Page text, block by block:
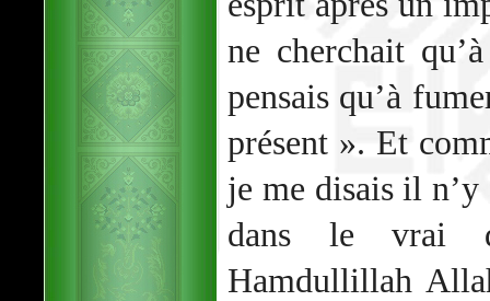
ne cherchait
pensais qu’à
présent ». Et
je me disais il n’y
dans le vrai
Hamdullillah